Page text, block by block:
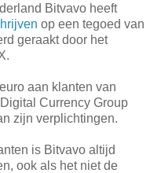
Bitvavo heeft
op een tegoed van
geraakt door het
aan klanten van
Currency Group
zijn verplichtingen.
is Bitvavo altijd
ook als het niet de